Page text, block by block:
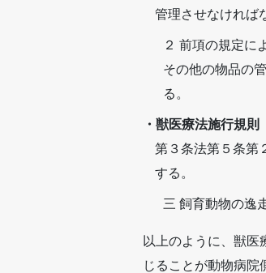
管理させなければ
２ 前項の規定に
その他の物品の
る。
・獣医療法施行規則
第３条法第５条第
する。
三 飼育動物の逸
以上のように、獣
じることが動物病